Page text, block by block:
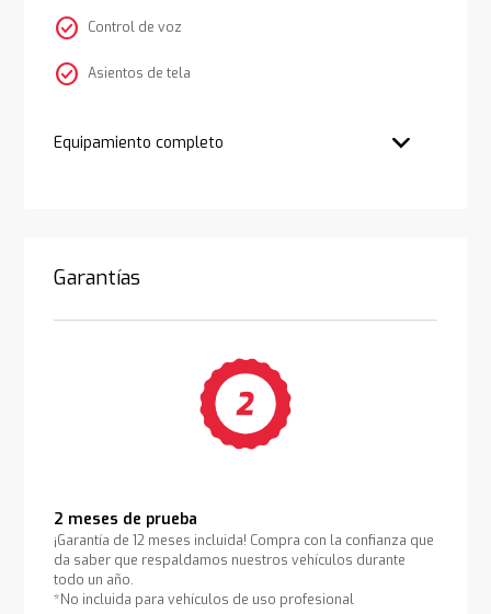
check_circle Control de voz
check_circle Asientos de tela
Equipamiento completo
Garantías
2 meses de prueba
¡Garantía de 12 meses incluida! Compra con la confianza que
da saber que respaldamos nuestros vehículos durante
todo un año.
*No incluida para vehículos de uso profesional